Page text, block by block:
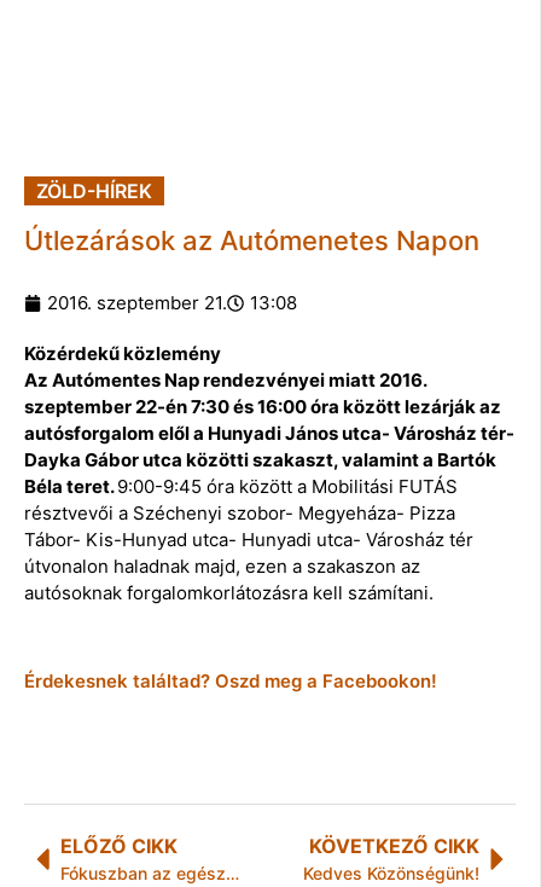
ZÖLD-HÍREK
Útlezárások az Autómenetes Napon
2016. szeptember 21. 13:08
Közérdekű közlemény
Az Autómentes Nap rendezvényei miatt 2016.
szeptember 22-én 7:30 és 16:00 óra között lezárják az
autósforgalom elől a Hunyadi János utca- Városház tér-
Dayka Gábor utca közötti szakaszt, valamint a Bartók
Béla teret.9:00-9:45 óra között a Mobilitási FUTÁS
résztvevői a Széchenyi szobor- Megyeháza- Pizza
Tábor- Kis-Hunyad utca- Hunyadi utca- Városház tér
útvonalon haladnak majd, ezen a szakaszon az
autósoknak forgalomkorlátozásra kell számítani.
Érdekesnek találtad? Oszd meg a Facebookon!
ELŐZŐ CIKK
Fókuszban az egészséges vidék!
KÖVETKEZŐ CIKK
Kedves Közönségünk!